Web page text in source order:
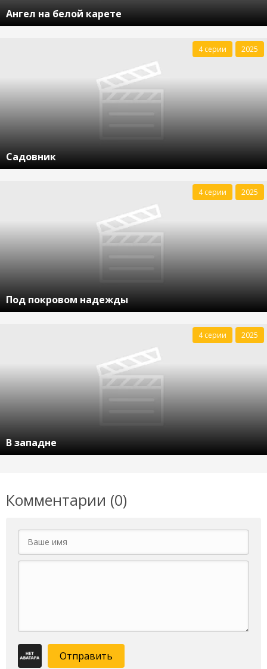
Ангел на белой карете
Садовник
4 серии 2025
Под покровом надежды
4 серии 2025
В западне
4 серии 2025
Комментарии (0)
Отправить